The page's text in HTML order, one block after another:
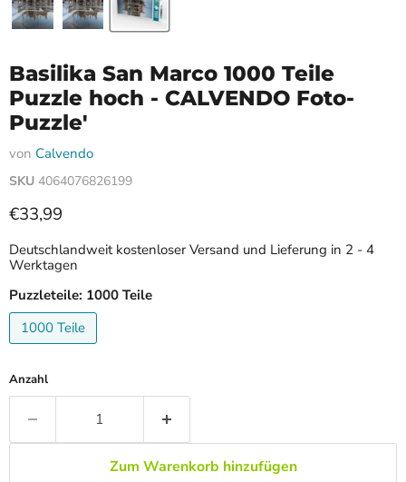
Basilika San Marco 1000 Teile
Puzzle hoch - CALVENDO Foto-
Puzzle'
von Calvendo
SKU 4064076826199
Aktueller Preis
€33,99
Deutschlandweit kostenloser Versand und Lieferung in 2 - 4
Werktagen
Puzzleteile: 1000 Teile
1000 Teile
Anzahl
Zum Warenkorb hinzufügen